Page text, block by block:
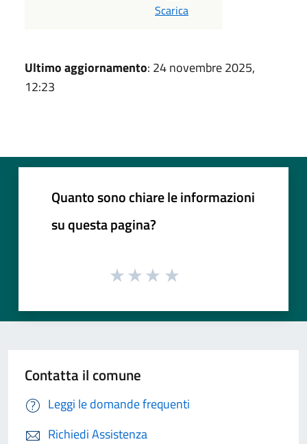
Scarica
Ultimo aggiornamento: 24 novembre 2025,
12:23
Quanto sono chiare le informazioni
su questa pagina?
Contatta il comune
Leggi le domande frequenti
Richiedi Assistenza